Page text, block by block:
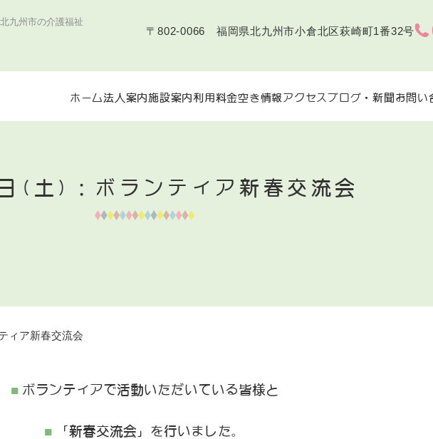
九州市の介護福祉
〒802-0066 福岡県北九州市小倉北区萩崎町1番32号
ホーム 法人案内 施設案内 利用料金空き情報 アクセス ブログ・新聞 お問い
(土)：ボランティア新春交流会
ィア新春交流会
ボランティアで活動いただいている皆様と
「新春交流会」を行いました。